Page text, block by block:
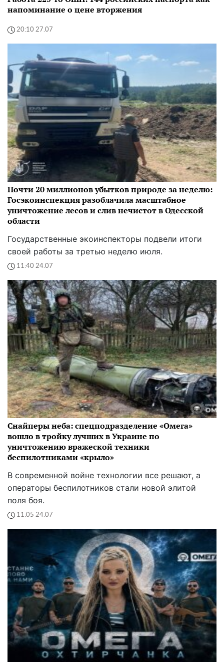
напоминание о цене вторжения
20:10 27.07
Почти 20 миллионов убытков природе за неделю:
Госэкоинспекция разоблачила масштабное
уничтожение лесов и слив нечистот в Одесской
области
Государственные экоинспекторы подвели итоги
своей работы за третью неделю июля.
11:40 24.07
Снайперы неба: спецподразделение «Омега»
вошло в тройку лучших в Украине по
уничтожению вражеской техники
беспилотниками «крыло»
В современной войне технологии все решают, а
операторы беспилотников стали новой элитой
поля боя.
11:05 24.07